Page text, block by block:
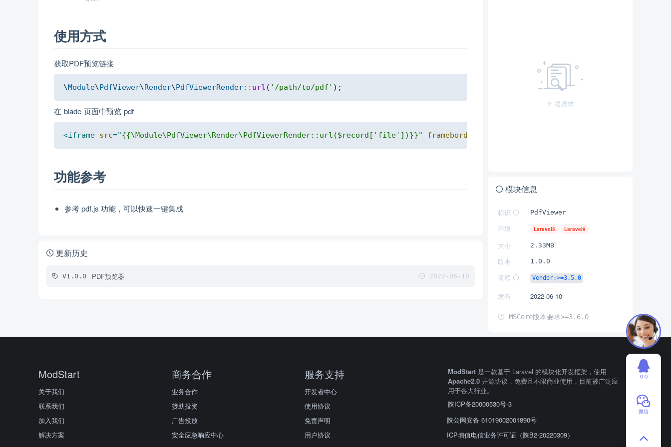
使用方式
获取PDF预览链接
\Module\PdfViewer\Render\PdfViewerRender:: url ( '/path/to/pdf' ) ;
在 blade 页面中预览 pdf
<iframe src="{{\Module\PdfViewer\Render\PdfViewerRender::url($record[ ' file' ])}}" frameborder
Copy
功能参考
参考 pdf.js 功能，可以快速一键集成
更新历史
V1.0.0 PDF预览器 2022-06-10
提需求
模块信息
标识 PdfViewer
环境 Laravel5 Laravel9
大小 2.33MB
版本 1.0.0
依赖 Vendor:>=3.5.0
发布 2022-06-10
MSCore版本要求>=3.6.0
ModStart
关于我们
联系我们
加入我们
解决方案
商务合作
业务合作
赞助投资
广告投放
安全应急响应中心
服务支持
开发者中心
使用协议
免责声明
用户协议
ModStart 是一款基于 Laravel 的模块化开发框架，使用
Apache2.0 开源协议，免费且不限商业使用，目前被广泛应
用于各大行业。
陕ICP备20000530号-3
陕公网安备 61019002001890号
ICP增值电信业务许可证（陕B2-20220309）
ＱＱ
微信